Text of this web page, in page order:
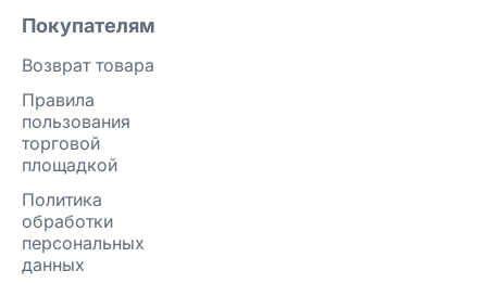
Покупателям
Возврат товара
Правила
пользования
торговой
площадкой
Политика
обработки
персональных
данных